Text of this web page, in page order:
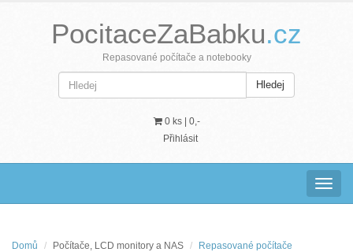
PocitaceZaBabku.cz
Repasované počítače a notebooky
Hledej
0 ks | 0,-
Přihlásit
Domů Počítače, LCD monitory a NAS
Repasované počítače